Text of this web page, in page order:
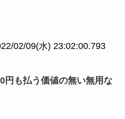
02/09(水) 23:02:00.793
円も払う価値の無い無用な